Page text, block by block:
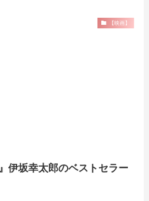
【映画】
伊坂幸太郎のベストセラー